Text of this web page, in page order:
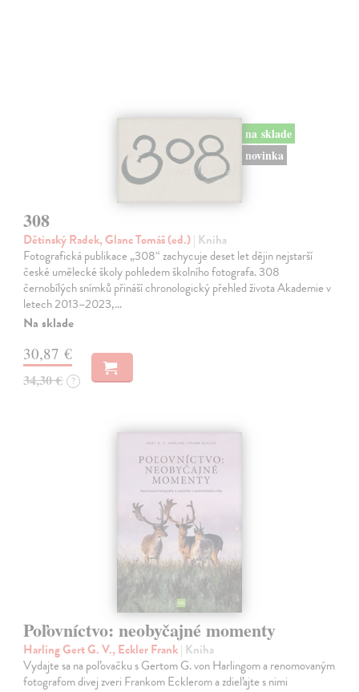
na sklade
novinka
308
Dětinský Radek, Glanc Tomáš (ed.)| Kniha
Fotografická publikace „308“ zachycuje deset let dějin nejstarší
české umělecké školy pohledem školního fotografa. 308
černobílých snímků přináší chronologický přehled života Akademie v
letech 2013–2023,…
Na sklade
30,87 €
34,30 € ?
Poľovníctvo: neobyčajné momenty
Harling Gert G. V., Eckler Frank| Kniha
Vydajte sa na poľovačku s Gertom G. von Harlingom a renomovaným
fotografom divej zveri Frankom Ecklerom a zdieľajte s nimi